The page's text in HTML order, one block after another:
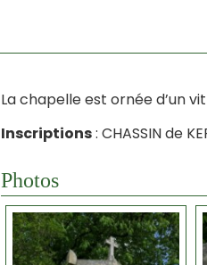
La chapelle est ornée d’un
Inscriptions: CHASSIN de
Photos